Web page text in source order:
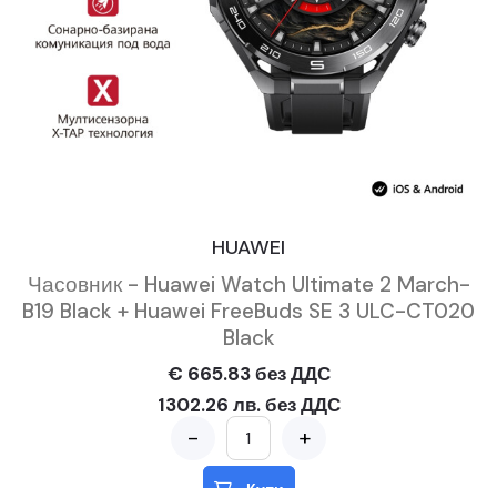
HUAWEI
Часовник - Huawei Watch Ultimate 2 March-
B19 Black + Huawei FreeBuds SE 3 ULC-CT020
Black
€ 665.83 без ДДС
1302.26 лв. без ДДС
- +